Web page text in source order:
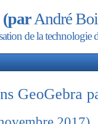
(parAndré
de la technologie
GeoGebra